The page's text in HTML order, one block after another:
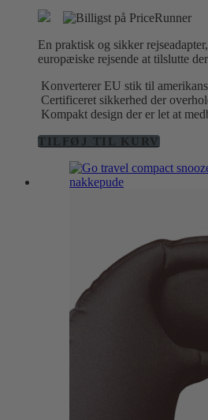
pris
79,00 kr..
pris
59,00 kr..
En praktisk og sikker
europæiske rejsende at tilslutte
Konverterer EU stik til
Certificeret sikkerhed der
Kompakt design der er let at
TILFØJ TIL KURV